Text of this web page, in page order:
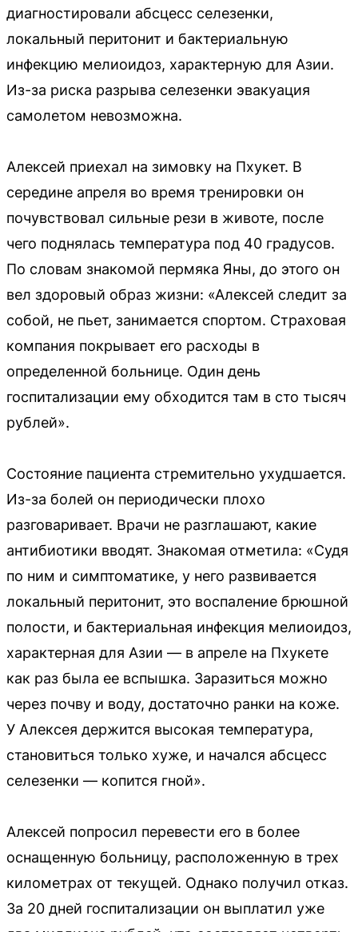
диагностировали абсцесс селезенки,
локальный перитонит и бактериальную
инфекцию мелиоидоз, характерную для Азии.
Из-за риска разрыва селезенки эвакуация
самолетом невозможна.
Алексей приехал на зимовку на Пхукет. В
середине апреля во время тренировки он
почувствовал сильные рези в животе, после
чего поднялась температура под 40 градусов.
По словам знакомой пермяка Яны, до этого он
вел здоровый образ жизни: «Алексей следит за
собой, не пьет, занимается спортом. Страховая
компания покрывает его расходы в
определенной больнице. Один день
госпитализации ему обходится там в сто тысяч
рублей».
Состояние пациента стремительно ухудшается.
Из-за болей он периодически плохо
разговаривает. Врачи не разглашают, какие
антибиотики вводят. Знакомая отметила: «Судя
по ним и симптоматике, у него развивается
локальный перитонит, это воспаление брюшной
полости, и бактериальная инфекция мелиоидоз,
характерная для Азии — в апреле на Пхукете
как раз была ее вспышка. Заразиться можно
через почву и воду, достаточно ранки на коже.
У Алексея держится высокая температура,
становиться только хуже, и начался абсцесс
селезенки — копится гной».
Алексей попросил перевести его в более
оснащенную больницу, расположенную в трех
километрах от текущей. Однако получил отказ.
За 20 дней госпитализации он выплатил уже